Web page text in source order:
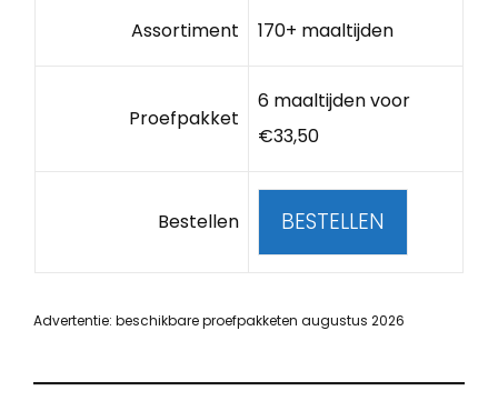
Assortiment 170+ maaltijden
Proefpakket
6 maaltijden voor
€33,50
Bestellen BESTELLEN
Advertentie: beschikbare proefpakketen augustus 2026